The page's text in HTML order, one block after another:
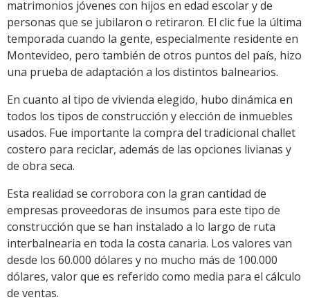
matrimonios jóvenes con hijos en edad escolar y de
personas que se jubilaron o retiraron. El clic fue la última
temporada cuando la gente, especialmente residente en
Montevideo, pero también de otros puntos del país, hizo
una prueba de adaptación a los distintos balnearios.
En cuanto al tipo de vivienda elegido, hubo dinámica en
todos los tipos de construcción y elección de inmuebles
usados. Fue importante la compra del tradicional challet
costero para reciclar, además de las opciones livianas y
de obra seca.
Esta realidad se corrobora con la gran cantidad de
empresas proveedoras de insumos para este tipo de
construcción que se han instalado a lo largo de ruta
interbalnearia en toda la costa canaria. Los valores van
desde los 60.000 dólares y no mucho más de 100.000
dólares, valor que es referido como media para el cálculo
de ventas.